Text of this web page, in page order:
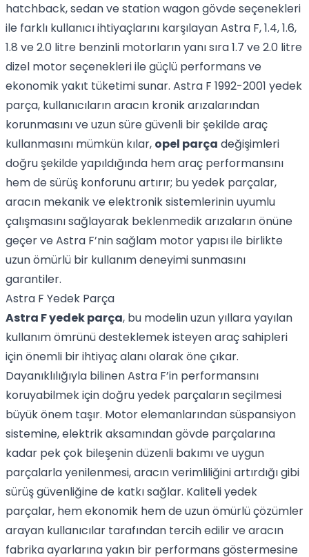
hatchback, sedan ve station wagon gövde seçenekleri
ile farklı kullanıcı ihtiyaçlarını karşılayan Astra F, 1.4, 1.6,
1.8 ve 2.0 litre benzinli motorların yanı sıra 1.7 ve 2.0 litre
dizel motor seçenekleri ile güçlü performans ve
ekonomik yakıt tüketimi sunar. Astra F 1992-2001 yedek
parça, kullanıcıların aracın kronik arızalarından
korunmasını ve uzun süre güvenli bir şekilde araç
kullanmasını mümkün kılar, opel parça değişimleri
doğru şekilde yapıldığında hem araç performansını
hem de sürüş konforunu artırır; bu yedek parçalar,
aracın mekanik ve elektronik sistemlerinin uyumlu
çalışmasını sağlayarak beklenmedik arızaların önüne
geçer ve Astra F’nin sağlam motor yapısı ile birlikte
uzun ömürlü bir kullanım deneyimi sunmasını
garantiler.
Astra F Yedek Parça
Astra F yedek parça, bu modelin uzun yıllara yayılan
kullanım ömrünü desteklemek isteyen araç sahipleri
için önemli bir ihtiyaç alanı olarak öne çıkar.
Dayanıklılığıyla bilinen Astra F’in performansını
koruyabilmek için doğru yedek parçaların seçilmesi
büyük önem taşır. Motor elemanlarından süspansiyon
sistemine, elektrik aksamından gövde parçalarına
kadar pek çok bileşenin düzenli bakımı ve uygun
parçalarla yenilenmesi, aracın verimliliğini artırdığı gibi
sürüş güvenliğine de katkı sağlar. Kaliteli yedek
parçalar, hem ekonomik hem de uzun ömürlü çözümler
arayan kullanıcılar tarafından tercih edilir ve aracın
fabrika ayarlarına yakın bir performans göstermesine